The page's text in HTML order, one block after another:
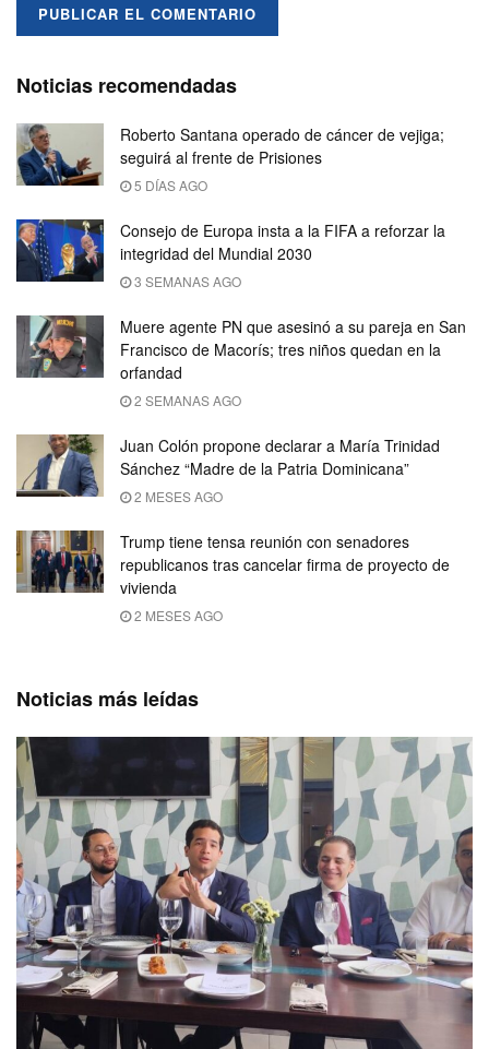
Noticias recomendadas
Roberto Santana operado de cáncer de vejiga;
seguirá al frente de Prisiones
5 DÍAS AGO
Consejo de Europa insta a la FIFA a reforzar la
integridad del Mundial 2030
3 SEMANAS AGO
Muere agente PN que asesinó a su pareja en San
Francisco de Macorís; tres niños quedan en la
orfandad
2 SEMANAS AGO
Juan Colón propone declarar a María Trinidad
Sánchez “Madre de la Patria Dominicana”
2 MESES AGO
Trump tiene tensa reunión con senadores
republicanos tras cancelar firma de proyecto de
vivienda
2 MESES AGO
Noticias más leídas